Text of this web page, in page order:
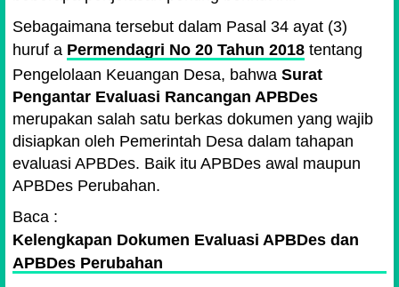
Sebagaimana tersebut dalam Pasal 34 ayat (3)
huruf a Permendagri No 20 Tahun 2018 tentang
Pengelolaan Keuangan Desa, bahwa Surat
Pengantar Evaluasi Rancangan APBDes
merupakan salah satu berkas dokumen yang wajib
disiapkan oleh Pemerintah Desa dalam tahapan
evaluasi APBDes. Baik itu APBDes awal maupun
APBDes Perubahan.
Baca :
Kelengkapan Dokumen Evaluasi APBDes dan
APBDes Perubahan